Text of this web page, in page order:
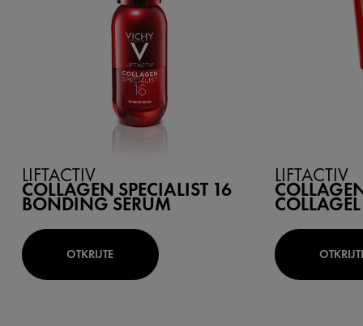
LIFTACTIV
COLLAGEN SPECIALIST 16
BONDING SERUM
OTKRIJTE
LIFTACTIV
COLLAGEL